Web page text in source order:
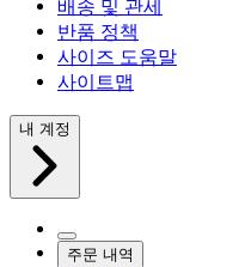
배송 및 관세
반품 정책
사이즈 도움말
사이트맵
내 계정
주문 내역